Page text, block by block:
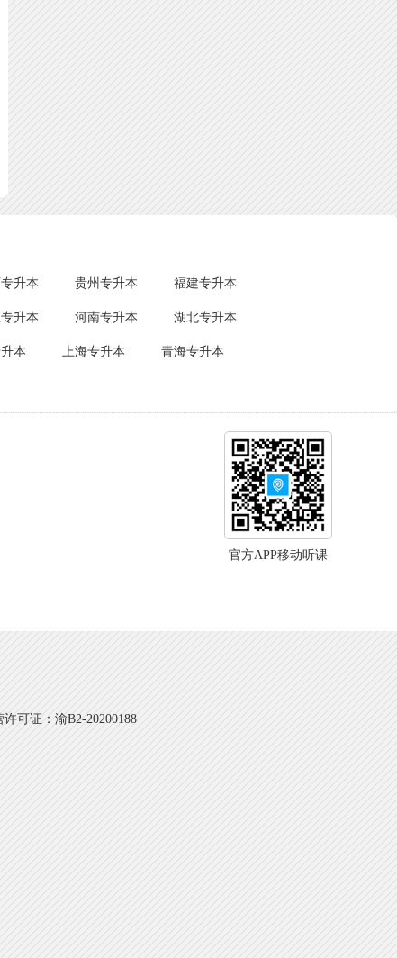
升本 贵州专升本 福建专升本
升本 河南专升本 湖北专升本
本 上海专升本 青海专升本
官方APP移动听课
可证：渝B2-20200188